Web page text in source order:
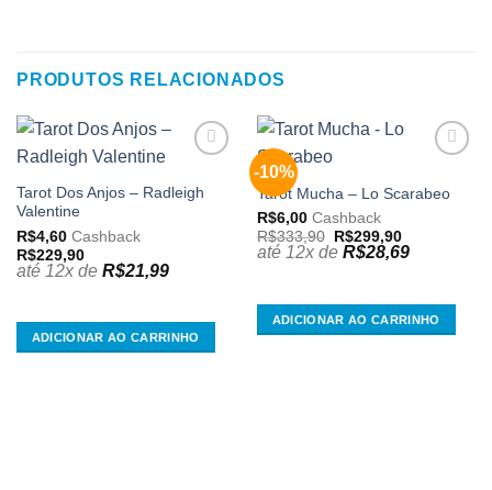
PRODUTOS RELACIONADOS
aos
meus
Tarot Dos Anjos – Radleigh
Valentine
R$4,60Cashback
R$229,90
até 12x de R$21,99
ADICIONAR AO CARRINHO
-10%
aos
meus
Tarot Mucha – Lo Scarabeo
R$6,00Cashback
R$333,90
O
preço
original
R$299,90O
preço
até 12x de R$28,69
ADICIONAR AO CARRINHO